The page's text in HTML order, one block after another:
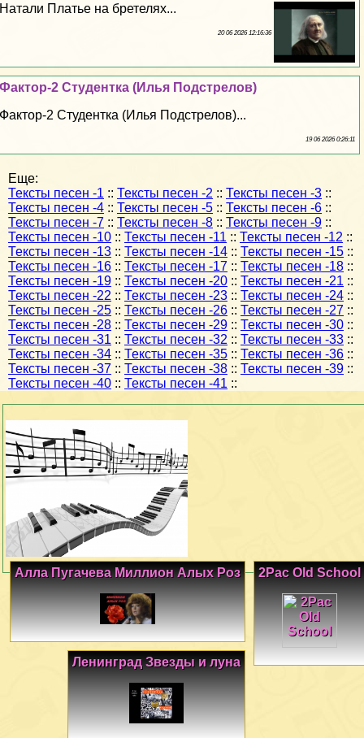
Натали Платье на бретелях...
20 06 2026 12:16:36
Фактор-2 Студентка (Илья Подстрелов)
Фактор-2 Студентка (Илья Подстрелов)...
19 06 2026 0:26:11
Еще:
Тексты песен -1 :: Тексты песен -2 :: Тексты песен -3 ::
Тексты песен -4 :: Тексты песен -5 :: Тексты песен -6 ::
Тексты песен -7 :: Тексты песен -8 :: Тексты песен -9 ::
Тексты песен -10 :: Тексты песен -11 :: Тексты песен -12 ::
Тексты песен -13 :: Тексты песен -14 :: Тексты песен -15 ::
Тексты песен -16 :: Тексты песен -17 :: Тексты песен -18 ::
Тексты песен -19 :: Тексты песен -20 :: Тексты песен -21 ::
Тексты песен -22 :: Тексты песен -23 :: Тексты песен -24 ::
Тексты песен -25 :: Тексты песен -26 :: Тексты песен -27 ::
Тексты песен -28 :: Тексты песен -29 :: Тексты песен -30 ::
Тексты песен -31 :: Тексты песен -32 :: Тексты песен -33 ::
Тексты песен -34 :: Тексты песен -35 :: Тексты песен -36 ::
Тексты песен -37 :: Тексты песен -38 :: Тексты песен -39 ::
Тексты песен -40 :: Тексты песен -41 ::
2Pac Old School
Алла Пугачева Миллион Алых Роз
Ленинград Звезды и луна